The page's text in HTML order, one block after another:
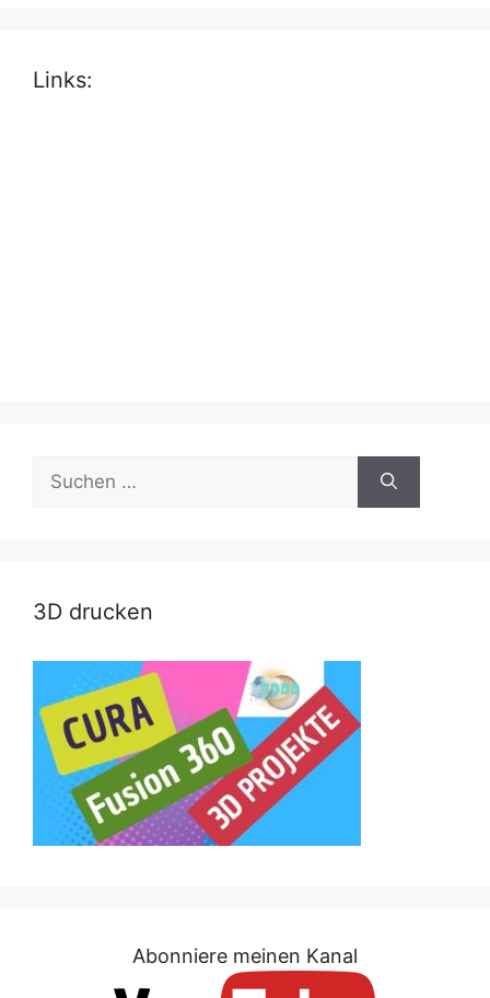
Links:
nach:
3D drucken
Abonniere meinen Kanal